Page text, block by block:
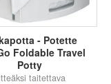
- Potette
Foldable Travel
Potty
taitettava